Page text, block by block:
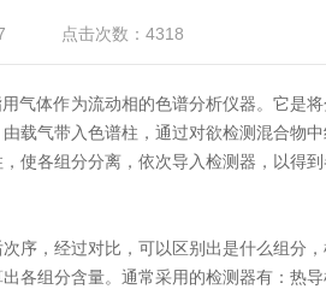
香蕉APP下载
点击次数：4318
体作为流动相的色谱分析仪器。它是将
载气带入色谱柱，通过对欲检测混合物
使各组分分离，依次导入检测器，以得
，经过对比，可以区别出是什么组分，
各组分含量。通常采用的检测器有：热